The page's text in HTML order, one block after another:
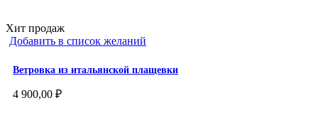
Хит продаж
Добавить в список желаний
Ветровка из итальянской плащевки
4 900,00 ₽